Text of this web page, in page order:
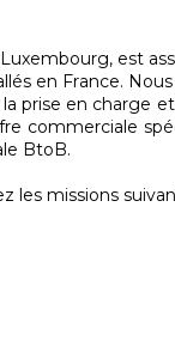
est
en France.
prise en charge
commerciale
BtoB.
les missions